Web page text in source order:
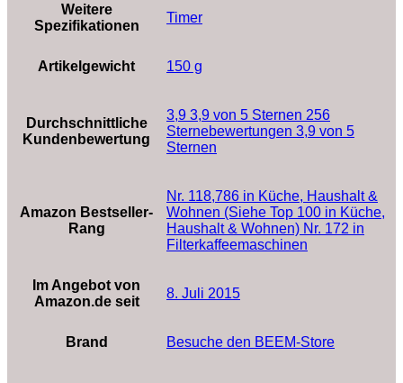
Weitere
Spezifikationen
‎Timer
Artikelgewicht ‎150 g
Durchschnittliche
Kundenbewertung
3,9 3,9 von 5 Sternen 256
Sternebewertungen 3,9 von 5
Sternen
Amazon Bestseller-
Rang
Nr. 118,786 in Küche, Haushalt &
Wohnen (Siehe Top 100 in Küche,
Haushalt & Wohnen) Nr. 172 in
Filterkaffeemaschinen
Im Angebot von
Amazon.de seit
8. Juli 2015
Brand Besuche den BEEM-Store